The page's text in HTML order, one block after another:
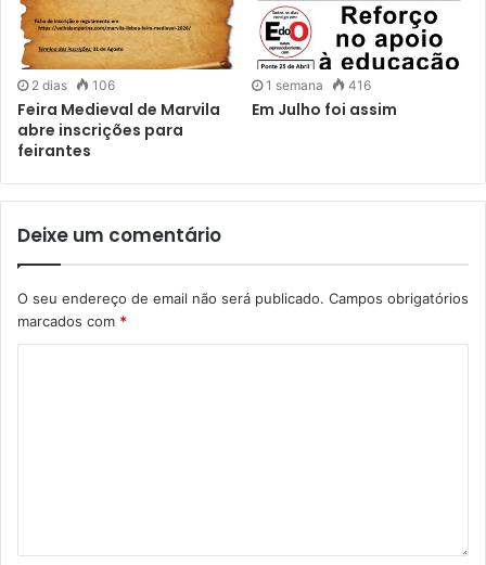
2 dias 106
Feira Medieval de Marvila
abre inscrições para
feirantes
1 semana 416
Em Julho foi assim
Deixe um comentário
O seu endereço de email não será publicado. Campos obrigatórios
marcados com *